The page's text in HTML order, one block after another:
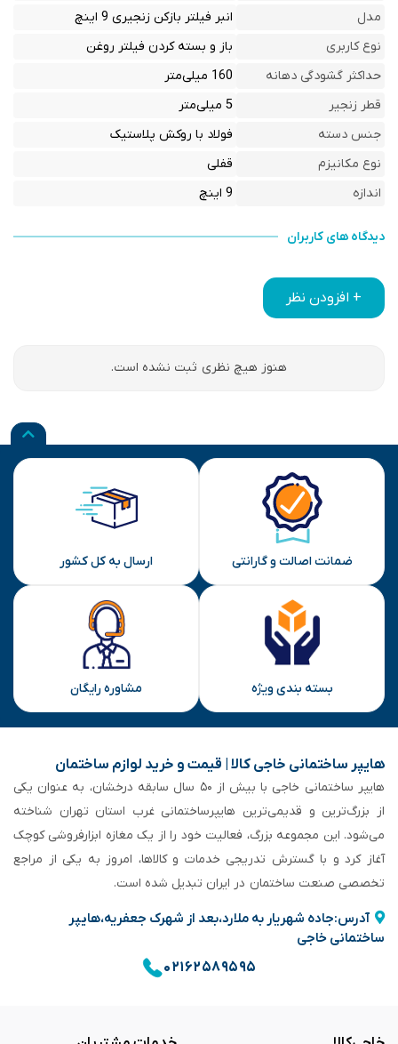
مدل
انبر فیلتر بازکن زنجیری 9 اینچ
نوع کاربری
باز و بسته کردن فیلتر روغن
حداکثر گشودگی دهانه
160 میلی‌متر
قطر زنجیر
5 میلی‌متر
جنس دسته
فولاد با روکش پلاستیک
نوع مکانیزم
قفلی
اندازه
9 اینچ
دیدگاه های کاربران
+ افزودن نظر
هنوز هیچ نظری ثبت نشده است.
ضمانت اصالت و گارانتی ارسال به کل کشور
بسته بندی ویژه مشاوره رایگان
هایپر ساختمانی خاجی‌ کالا | قیمت و خرید لوازم ساختمان
هایپر ساختمانی خاجی‌ با بیش از ۵۰ سال سابقه‌ درخشان، به عنوان یکی
از بزرگ‌ترین و قدیمی‌ترین هایپرساختمانی‌ غرب استان تهران شناخته
می‌شود. این مجموعه بزرگ، فعالیت خود را از یک مغازه ابزارفروشی کوچک
آغاز کرد و با گسترش تدریجی خدمات و کالاها، امروز به یکی از مراجع
تخصصی صنعت ساختمان در ایران تبدیل شده است.
آدرس:جاده شهریار به ملارد،بعد از شهرک جعفریه،هایپر
ساختمانی خاجی
۰۲۱۶۲۵۸۹۵۹۵